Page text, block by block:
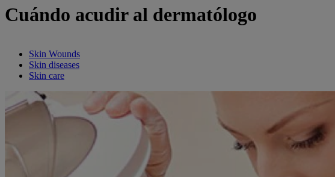
Cuándo acudir al dermatólogo
Skin Wounds
Skin diseases
Skin care